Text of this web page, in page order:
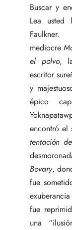
Buscar y
Lea usted
mediocre
el polvo,
escritor
y
épico
encontró el
tentación
Bovary,
fue
fue
una